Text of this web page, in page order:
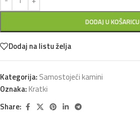
DODAJ U KOŠARICU
Dodaj na listu želja
Kategorija: Samostojeći kamini
Oznaka:Kratki
Share: